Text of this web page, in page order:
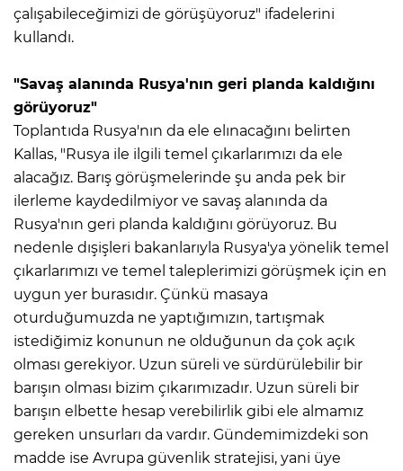
çalışabileceğimizi de görüşüyoruz" ifadelerini
kullandı.
"Savaş alanında Rusya'nın geri planda kaldığını
görüyoruz"
Toplantıda Rusya'nın da ele elınacağını belirten
Kallas, "Rusya ile ilgili temel çıkarlarımızı da ele
alacağız. Barış görüşmelerinde şu anda pek bir
ilerleme kaydedilmiyor ve savaş alanında da
Rusya'nın geri planda kaldığını görüyoruz. Bu
nedenle dışişleri bakanlarıyla Rusya'ya yönelik temel
çıkarlarımızı ve temel taleplerimizi görüşmek için en
uygun yer burasıdır. Çünkü masaya
oturduğumuzda ne yaptığımızın, tartışmak
istediğimiz konunun ne olduğunun da çok açık
olması gerekiyor. Uzun süreli ve sürdürülebilir bir
barışın olması bizim çıkarımızadır. Uzun süreli bir
barışın elbette hesap verebilirlik gibi ele almamız
gereken unsurları da vardır. Gündemimizdeki son
madde ise Avrupa güvenlik stratejisi, yani üye